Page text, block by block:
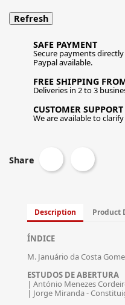
SAFE PAYMENT
Secure payments
Paypal available.
FREE SHIPPING
Deliveries in 2 to 3
CUSTOMER SUPPORT
We are available to
Share
Description Product
ÍNDICE
M. Januário da Costa
ESTUDOS DE ABERTURA
| António Menezes
| Jorge Miranda -